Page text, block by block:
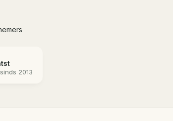
sinds 2013